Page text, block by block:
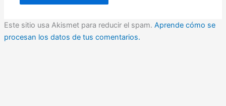
Este sitio usa Akismet para reducir el spam. Aprende cómo se
procesan los datos de tus comentarios.